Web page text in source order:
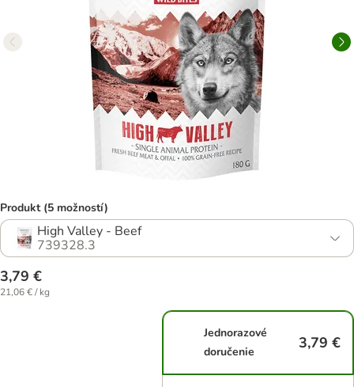
Produkt (5 možností)
High Valley - Beef
739328.3
3,79 €
21,06 € / kg
Jednorazové
doručenie
3,79 €